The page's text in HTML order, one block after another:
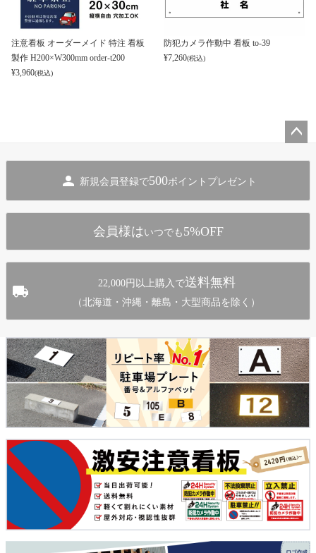
注意看板 オーダーメイド 特注 看板
製作 H200×W300mm order-t200
¥3,960(税込)
防犯カメラ作動中 看板 to-39
¥7,260(税込)
新規会員登録で500ポイントプレゼント
会員様は いつでも 5%OFF
22,000円以上購入で送料無料
（北海道・沖縄・離島・大型商品を除く）